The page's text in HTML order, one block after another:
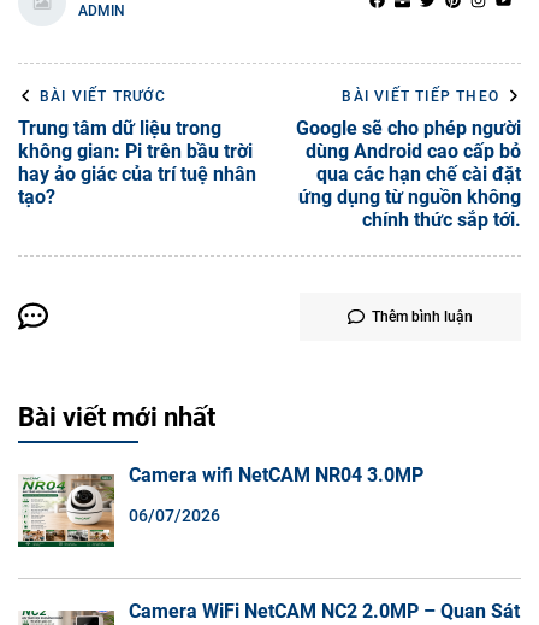
ADMIN
BÀI VIẾT TRƯỚC
Trung tâm dữ liệu trong
không gian: Pi trên bầu trời
hay ảo giác của trí tuệ nhân
tạo?
BÀI VIẾT TIẾP THEO
Google sẽ cho phép người
dùng Android cao cấp bỏ
qua các hạn chế cài đặt
ứng dụng từ nguồn không
chính thức sắp tới.
Thêm bình luận
Bài viết mới nhất
Camera wifi NetCAM NR04 3.0MP
06/07/2026
Camera WiFi NetCAM NC2 2.0MP – Quan Sát